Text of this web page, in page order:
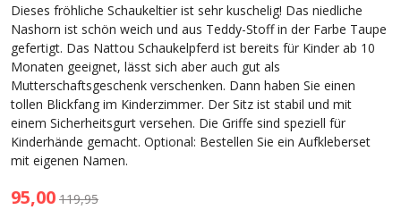
Dieses fröhliche Schaukeltier ist sehr kuschelig! Das niedliche
Nashorn ist schön weich und aus Teddy-Stoff in der Farbe Taupe
gefertigt. Das Nattou Schaukelpferd ist bereits für Kinder ab 10
Monaten geeignet, lässt sich aber auch gut als
Mutterschaftsgeschenk verschenken. Dann haben Sie einen
tollen Blickfang im Kinderzimmer. Der Sitz ist stabil und mit
einem Sicherheitsgurt versehen. Die Griffe sind speziell für
Kinderhände gemacht. Optional: Bestellen Sie ein Aufkleberset
mit eigenen Namen.
95,00 119,95